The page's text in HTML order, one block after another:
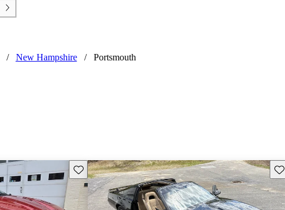
/ New Hampshire / Portsmouth
Guarda este Aviso